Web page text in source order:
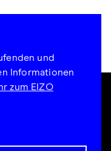
und
Informationen
zum EIZO